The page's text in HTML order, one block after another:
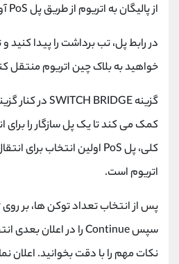
از پالیگان به اتریوم از طریق پلPoS
در رابط پل، تب برداشت را پیدا کنید
خواهید به بلاک چین اتریوم منتقل
گزینهSWITCH BRIDGEدر کنار
کمک می کند تا یک پل سازگار را برای
کلی، پلPoS اولین انتخاب برای
اتریوم است.
پس از انتخاب تعداد توکن ها، بر روی
سپسContinueرا در اعلان بعدی
نکات مهم را با دقت بخوانید. اعلان